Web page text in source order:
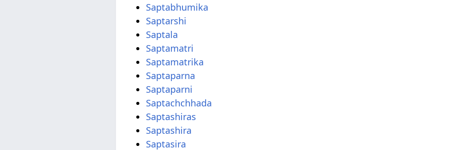
Saptabhumika
Saptarshi
Saptala
Saptamatri
Saptamatrika
Saptaparna
Saptaparni
Saptachchhada
Saptashiras
Saptashira
Saptasira